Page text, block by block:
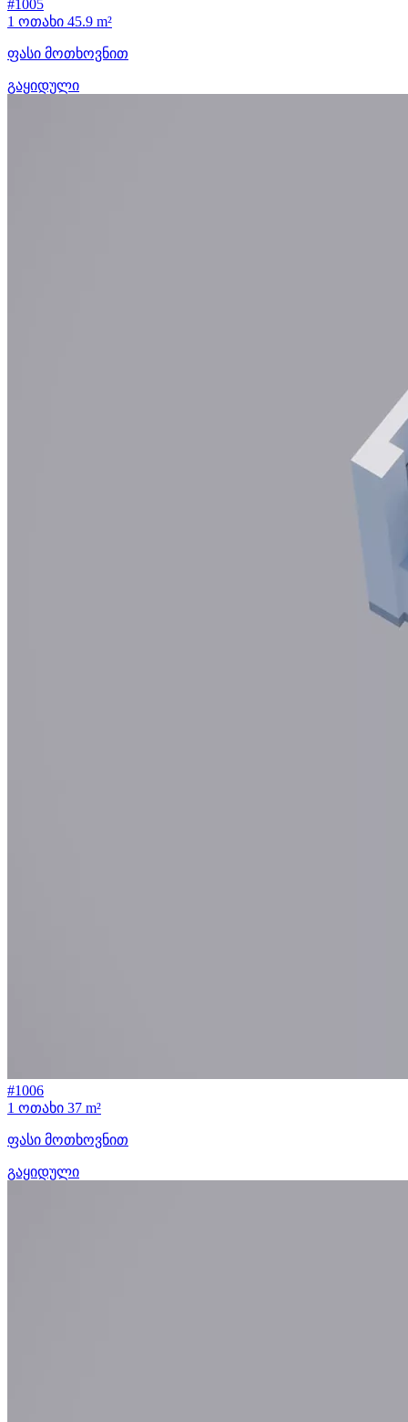
#1005
1 ოთახი 45.9 m²
ფასი მოთხოვნით
გაყიდული
#1006
1 ოთახი 37 m²
ფასი მოთხოვნით
გაყიდული